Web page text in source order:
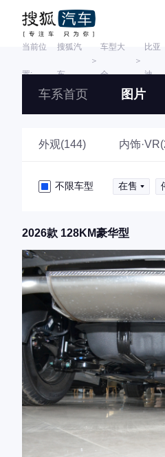
当前位
置:
搜狐汽
车
＞
车型大
全
＞
比亚
迪
车系首页 图片
外观(144) 内饰
不限车型 在售
2026款 128KM豪华型